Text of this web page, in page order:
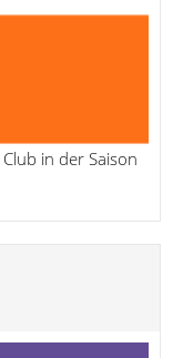
in der Saison